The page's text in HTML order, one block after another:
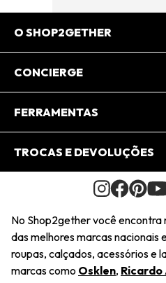
O SHOP2GETHER
Sobre Nós
Journal
Saiu na Mídia
Sustentabilidade
CONCIERGE
Central de Relacionamento
Regulamento e Promoções
FERRAMENTAS
Minha Conta
Pedido de Presente
Wishlist
TROCAS E DEVOLUÇÕES
Condições Gerais
Troca Fácil
Restituição de Pagamento
No Shop2gether você encontra
das melhores marcas nacionais
roupas, calçados, acessórios e
marcas como Osklen, Ricardo